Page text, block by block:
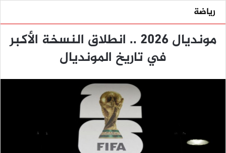
رياضة
مونديال 2026 .. انطلاق النسخة الأكبر
في تاريخ المونديال